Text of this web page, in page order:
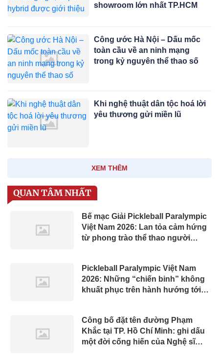
showroom lớn nhất TP.HCM
Công ước Hà Nội – Dấu mốc
toàn cầu về an ninh mạng
trong kỷ nguyên thể thao số
Khi nghệ thuật dân tộc hoá lời
yêu thương gửi miền lũ
XEM THÊM
QUAN TÂM NHẤT
Bế mạc Giải Pickleball Paralympic
Việt Nam 2026: Lan tỏa cảm hứng
từ phong trào thể thao người
Pickleball Paralympic Việt Nam
2026: Những “chiến binh” không
khuất phục trên hành hướng tới
Công bố đặt tên đường Phạm
Khắc tại TP. Hồ Chí Minh: ghi dấu
một đời cống hiến của Nghệ sĩ